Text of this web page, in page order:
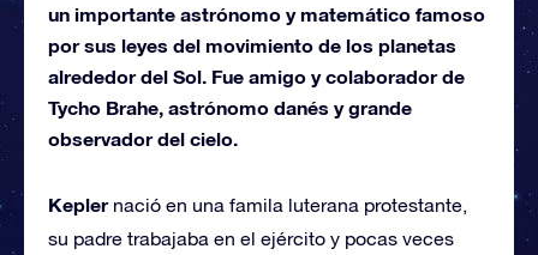
un importante astrónomo y matemático famoso
por sus leyes del movimiento de los planetas
alrededor del Sol. Fue amigo y colaborador de
Tycho Brahe, astrónomo danés y grande
observador del cielo.
Keplernació en una famila luterana protestante,
su padre trabajaba en el ejército y pocas veces